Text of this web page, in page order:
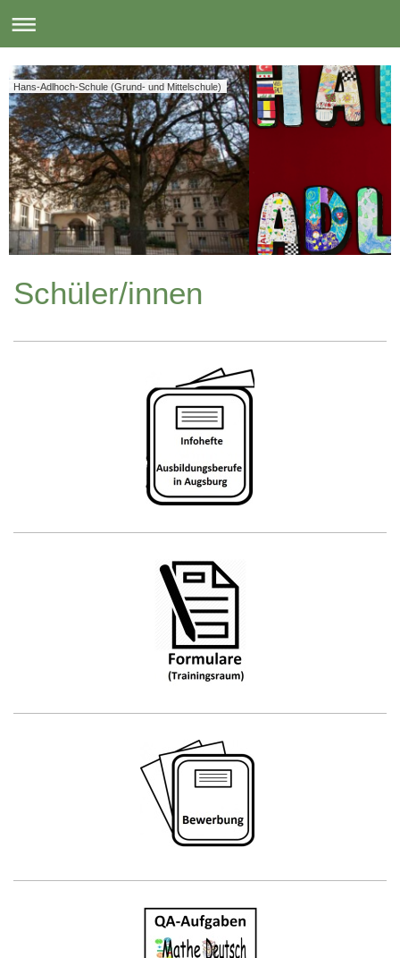
Hans-Adlhoch-Schule (Grund- und Mittelschule)
Schüler/innen